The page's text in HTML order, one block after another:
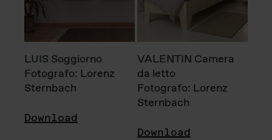
LUIS Soggiorno
Fotografo: Lorenz
Sternbach
Download
VALENTIN Camera
da letto
Fotografo: Lorenz
Sternbach
Download